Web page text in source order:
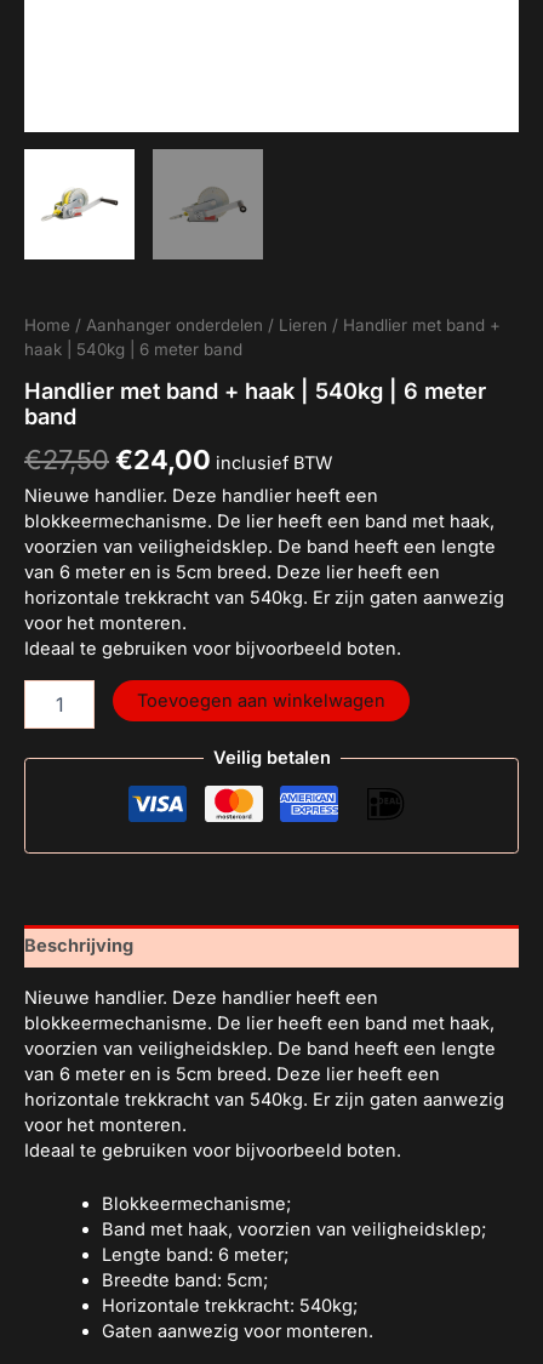
Home / Aanhanger onderdelen / Lieren / Handlier met band +
haak | 540kg | 6 meter band
Handlier met band + haak | 540kg | 6 meter
band
€27,50€24,00 inclusief BTW
Nieuwe handlier. Deze handlier heeft een
blokkeermechanisme. De lier heeft een band met haak,
voorzien van veiligheidsklep. De band heeft een lengte
van 6 meter en is 5cm breed. Deze lier heeft een
horizontale trekkracht van 540kg. Er zijn gaten aanwezig
voor het monteren.
Ideaal te gebruiken voor bijvoorbeeld boten.
Toevoegen aan winkelwagen
Veilig betalen
Beschrijving
Nieuwe handlier. Deze handlier heeft een
blokkeermechanisme. De lier heeft een band met haak,
voorzien van veiligheidsklep. De band heeft een lengte
van 6 meter en is 5cm breed. Deze lier heeft een
horizontale trekkracht van 540kg. Er zijn gaten aanwezig
voor het monteren.
Ideaal te gebruiken voor bijvoorbeeld boten.
Blokkeermechanisme;
Band met haak, voorzien van veiligheidsklep;
Lengte band: 6 meter;
Breedte band: 5cm;
Horizontale trekkracht: 540kg;
Gaten aanwezig voor monteren.